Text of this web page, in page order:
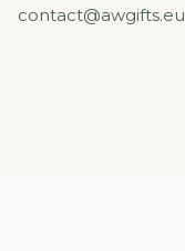
contact@awgifts.eu